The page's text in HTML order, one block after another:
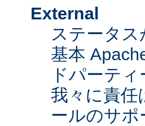
External
ステータ
基本
ドパーテ
我々に責任
ールのサ